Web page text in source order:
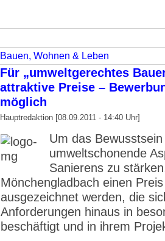
Bauen, Wohnen & Leben
Für „umweltgerechtes
attraktive Preise –
möglich
Hauptredaktion [08.09.2011 - 14:40 Uhr]
Um das
umweltschonende
Sanierens zu
Mönchengladbach einen
ausgezeichnet werden, die
Anforderungen hinaus in
beschäftigt und in ihrem